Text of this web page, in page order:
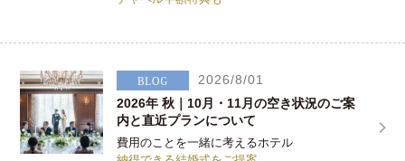
2026/8/01
2026年 秋｜10月・11月の空き状況のご案
内と直近プランについて
費用のことを一緒に考えるホテル